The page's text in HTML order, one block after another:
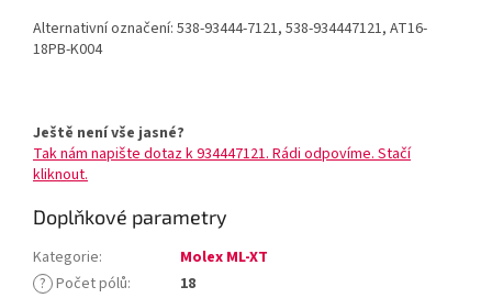
Alternativní označení: 538-93444-7121, 538-934447121, AT16-
18PB-K004
Ještě není vše jasné?
Tak nám napište dotaz k 934447121. Rádi odpovíme. Stačí
kliknout.
Doplňkové parametry
Kategorie:
Molex ML-XT
? Počet pólů:
18